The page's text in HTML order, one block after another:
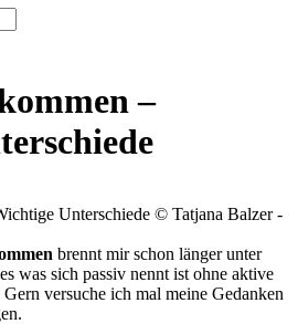
–
brennt mir schon länger unter
was sich passiv nennt ist ohne aktive
versuche ich mal meine Gedanken